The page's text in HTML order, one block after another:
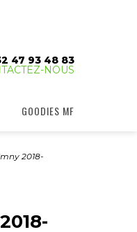
47 93 48 83
NOUS
GOODIES MF
2018-